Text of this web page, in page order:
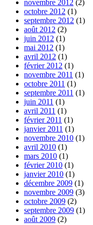
novembre 2012 (2)
octobre 2012 (1)
septembre 2012 (1)
août 2012 (2)
juin 2012 (1)
mai 2012 (1)
avril 2012 (1)
février 2012 (1)
novembre 2011 (1)
octobre 2011 (1)
septembre 2011 (1)
juin 2011 (1)
avril 2011 (1)
février 2011 (1)
janvier 2011 (1)
novembre 2010 (1)
avril 2010 (1)
mars 2010 (1)
février 2010 (1)
janvier 2010 (1)
décembre 2009 (1)
novembre 2009 (3)
octobre 2009 (2)
septembre 2009 (1)
août 2009 (2)